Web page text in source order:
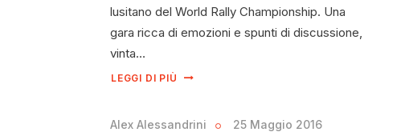
lusitano del World Rally Championship. Una
gara ricca di emozioni e spunti di discussione,
vinta…
LEGGI DI PIÙ
Alex Alessandrini 25 Maggio 2016